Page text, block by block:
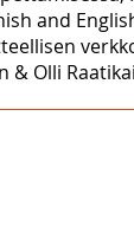
and
& Olli